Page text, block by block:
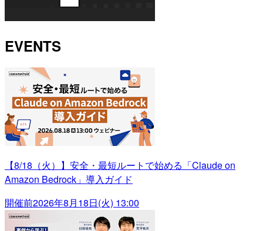
EVENTS
【8/18（火）】安全・最短ルートで始める「Claude on
Amazon Bedrock」導入ガイド
開催前2026年8月18日(火) 13:00